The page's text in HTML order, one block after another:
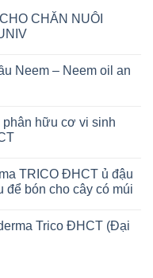
CHĂN NUÔI
Neem – Neem oil an
hữu cơ vi sinh
TRICO ĐHCT ủ đậu
bón cho cây có múi
Trico ĐHCT (Đại